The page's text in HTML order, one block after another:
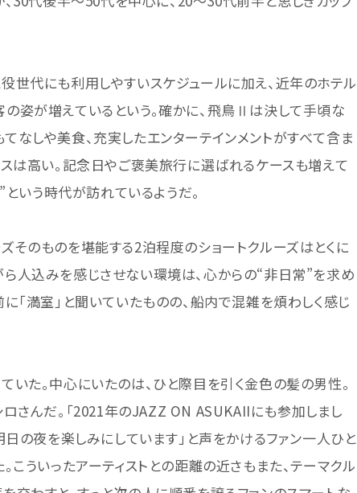
世代にも利用しやすいスケジュールに加え、近年のホテル
姿が増えているという。確かに、飛鳥Ⅱは決して手頃な
なしや美食、充実したエンターテインメントがすべて含ま
スは高い。記念日やご褒美旅行に選ばれるケースも増えて
いう時代が訪れているようだ。
そのものを堪能する2泊程度のショートクルーズはとくに
人込みを感じさせない環境は、心からの“非日常”を求め
「満室」と聞いていたものの、船内で混雑を煩わしく感じ
いた。中心にいたのは、ひと際目を引く金色の髪の男性。
さんだ。「2021年のJAZZ ON ASUKAIIにも参加しまし
日の夜を楽しみにしています」と声をかけるファン一人ひと
こういったアーティストとの距離の近さもまた、テーマクル